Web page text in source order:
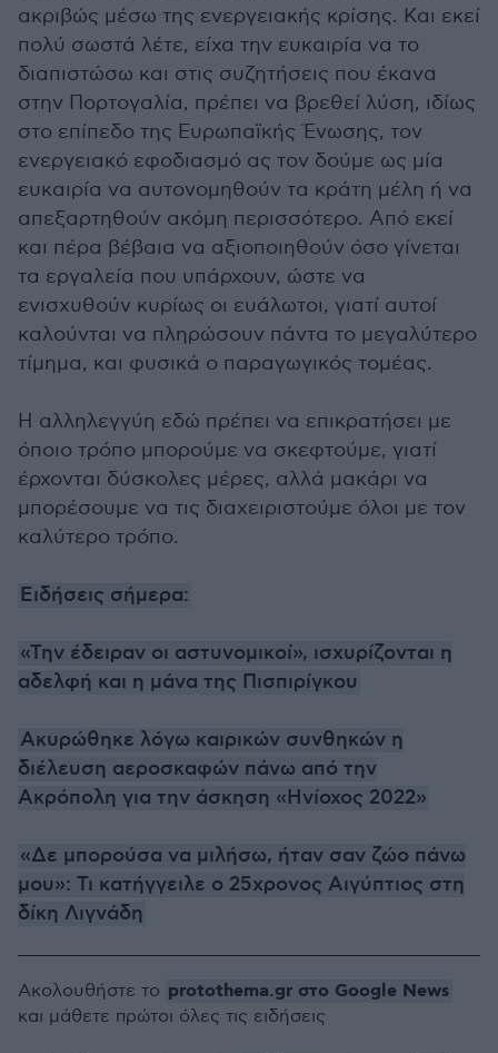
ακριβώς μέσω της ενεργειακής κρίσης. Και εκεί
πολύ σωστά λέτε, είχα την ευκαιρία να το
διαπιστώσω και στις συζητήσεις που έκανα
στην Πορτογαλία, πρέπει να βρεθεί λύση, ιδίως
στο επίπεδο της Ευρωπαϊκής Ένωσης, τον
ενεργειακό εφοδιασμό ας τον δούμε ως μία
ευκαιρία να αυτονομηθούν τα κράτη μέλη ή να
απεξαρτηθούν ακόμη περισσότερο. Από εκεί
και πέρα βέβαια να αξιοποιηθούν όσο γίνεται
τα εργαλεία που υπάρχουν, ώστε να
ενισχυθούν κυρίως οι ευάλωτοι, γιατί αυτοί
καλούνται να πληρώσουν πάντα το μεγαλύτερο
τίμημα, και φυσικά ο παραγωγικός τομέας.
Η αλληλεγγύη εδώ πρέπει να επικρατήσει με
όποιο τρόπο μπορούμε να σκεφτούμε, γιατί
έρχονται δύσκολες μέρες, αλλά μακάρι να
μπορέσουμε να τις διαχειριστούμε όλοι με τον
καλύτερο τρόπο.
Ειδήσεις σήμερα:
«Την έδειραν οι αστυνομικοί», ισχυρίζονται η
αδελφή και η μάνα της Πισπιρίγκου
Ακυρώθηκε λόγω καιρικών συνθηκών η
διέλευση αεροσκαφών πάνω από την
Ακρόπολη για την άσκηση «Ηνίοχος 2022»
«Δε μπορούσα να μιλήσω, ήταν σαν ζώο πάνω
μου»: Τι κατήγγειλε ο 25χρονος Αιγύπτιος στη
δίκη Λιγνάδη
Ακολουθήστε το protothema.gr στο Google News
και μάθετε πρώτοι όλες τις ειδήσεις